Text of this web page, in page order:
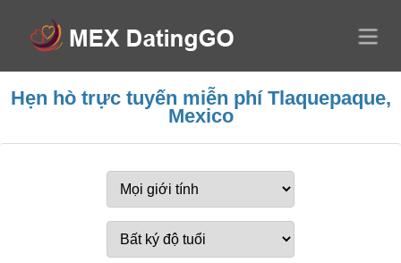
Hẹn hò trực tuyến miễn phí Tlaquepaque,
Mexico